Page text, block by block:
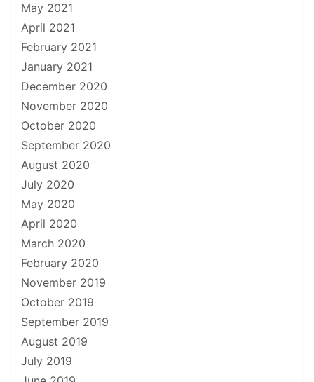
May 2021
April 2021
February 2021
January 2021
December 2020
November 2020
October 2020
September 2020
August 2020
July 2020
May 2020
April 2020
March 2020
February 2020
November 2019
October 2019
September 2019
August 2019
July 2019